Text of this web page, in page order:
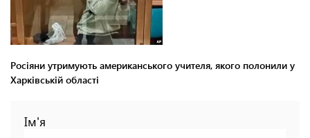
Росіяни утримують американського учителя, якого полонили у
Харківській області
Ім'я